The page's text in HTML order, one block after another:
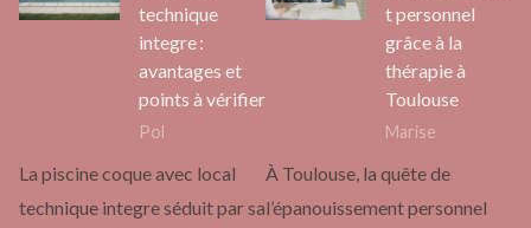
technique
integre :
avantages et
points à vérifier
Pol
La piscine coque avec local
technique integre séduit par sa
t personnel
grâce à la
thérapie à
Toulouse
Marise
À Toulouse, la quête de
l’épanouissement personnel